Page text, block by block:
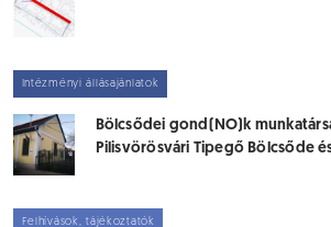
Intézményi állásajánlatok
Bölcsődei gond(NO)k
Pilisvörösvári Tipegő Bölcsőde
Felhívások, tájékoztatók